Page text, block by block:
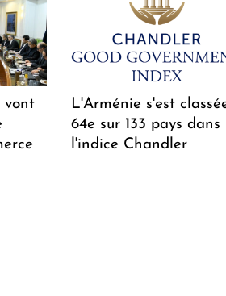
vont
L'Arménie s'est
64e sur 133 pays dans
l'indice Chandler